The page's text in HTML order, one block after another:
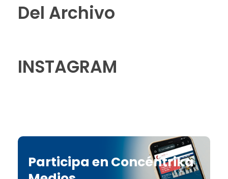
Del Archivo
INSTAGRAM
Participa en Concéntrika